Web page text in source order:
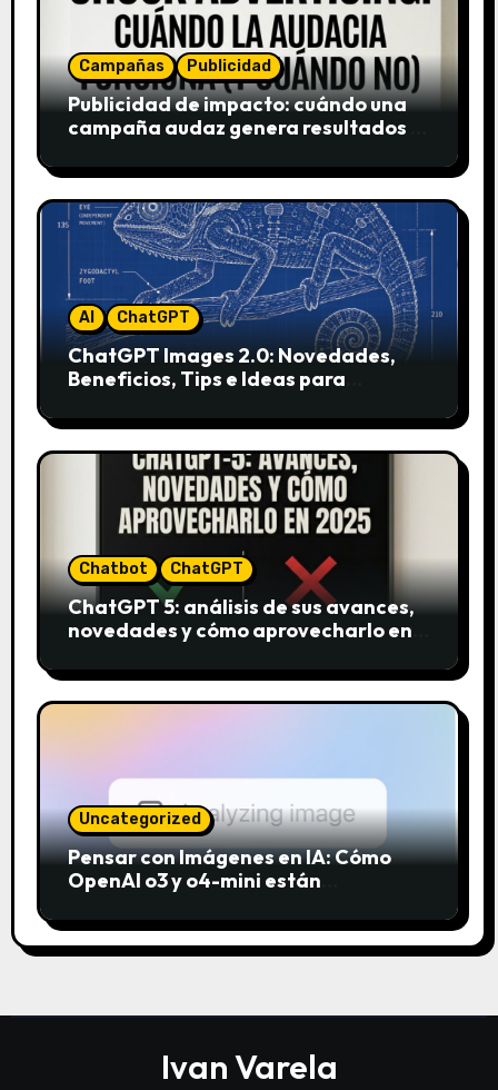
Campañas Publicidad
Publicidad de impacto: cuándo una
campaña audaz genera resultados y
AI ChatGPT
ChatGPT Images 2.0: Novedades,
Beneficios, Tips e Ideas para
Chatbot ChatGPT
ChatGPT 5: análisis de sus avances,
novedades y cómo aprovecharlo en
Uncategorized
Pensar con Imágenes en IA: Cómo
OpenAI o3 y o4-mini están
Ivan Varela